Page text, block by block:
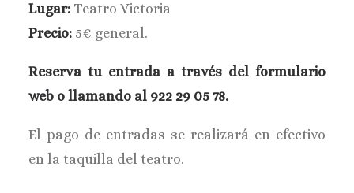
Lugar: Teatro Victoria
Precio: 5€ general.
Reserva tu entrada a través del formulario
web o llamando al 922 29 05 78.
El pago de entradas se realizará en efectivo
en la taquilla del teatro.